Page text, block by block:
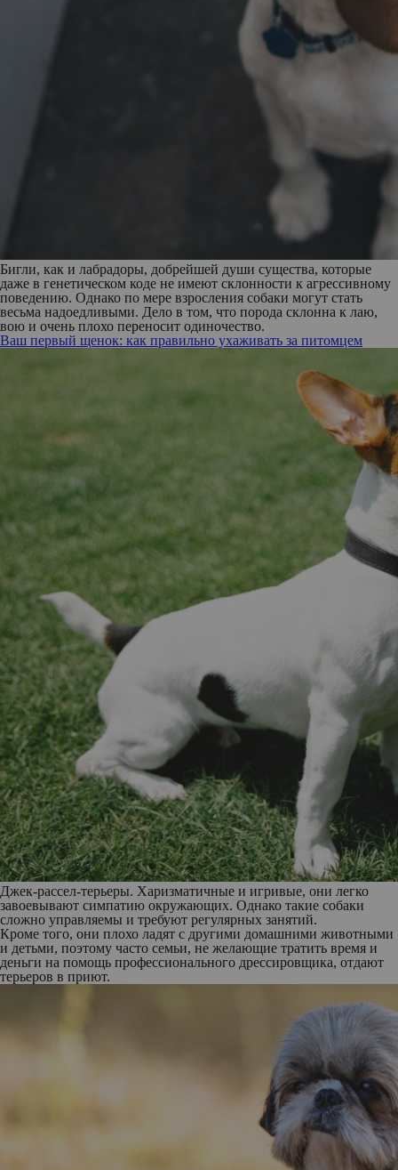
Бигли, как и лабрадоры, добрейшей души существа, которые
даже в генетическом коде не имеют склонности к агрессивному
поведению. Однако по мере взросления собаки могут стать
весьма надоедливыми. Дело в том, что порода склонна к лаю,
вою и очень плохо переносит одиночество.
Ваш первый щенок: как правильно ухаживать за питомцем
Джек-рассел-терьеры. Харизматичные и игривые, они легко
завоевывают симпатию окружающих. Однако такие собаки
сложно управляемы и требуют регулярных занятий.
Кроме того, они плохо ладят с другими домашними животными
и детьми, поэтому часто семьи, не желающие тратить время и
деньги на помощь профессионального дрессировщика, отдают
терьеров в приют.